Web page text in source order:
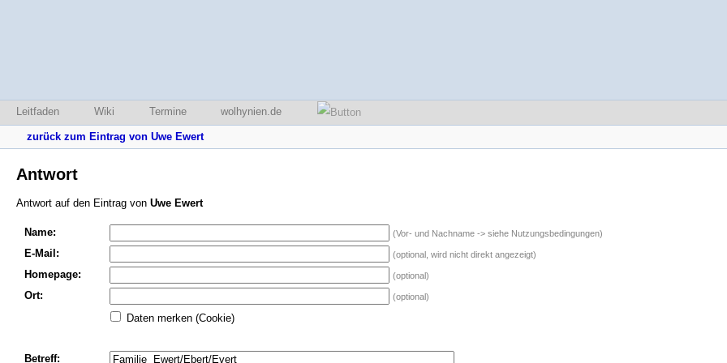
Leitfaden Wiki Termine wolhynien.de
zurück zum Eintrag von Uwe Ewert
Antwort
Antwort auf den Eintrag von Uwe Ewert
Name: (Vor- und Nachname -> siehe Nutzungsbedingungen)
E-Mail: (optional, wird nicht direkt angezeigt)
Homepage: (optional)
Ort: (optional)
Daten merken (Cookie)
Betreff: